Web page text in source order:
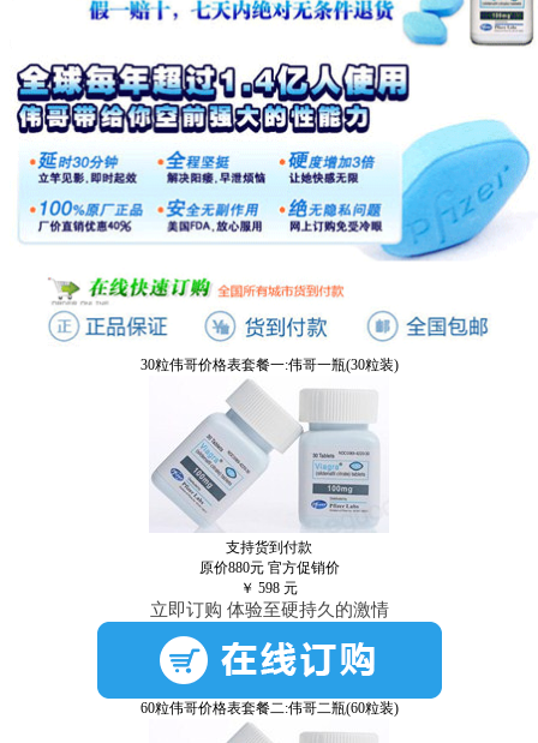
30粒伟哥价格表套餐一:伟哥一瓶(30粒装)
支持货到付款
原价880元 官方促销价
￥ 598 元
立即订购 体验至硬持久的激情
60粒伟哥价格表套餐二:伟哥二瓶(60粒装)